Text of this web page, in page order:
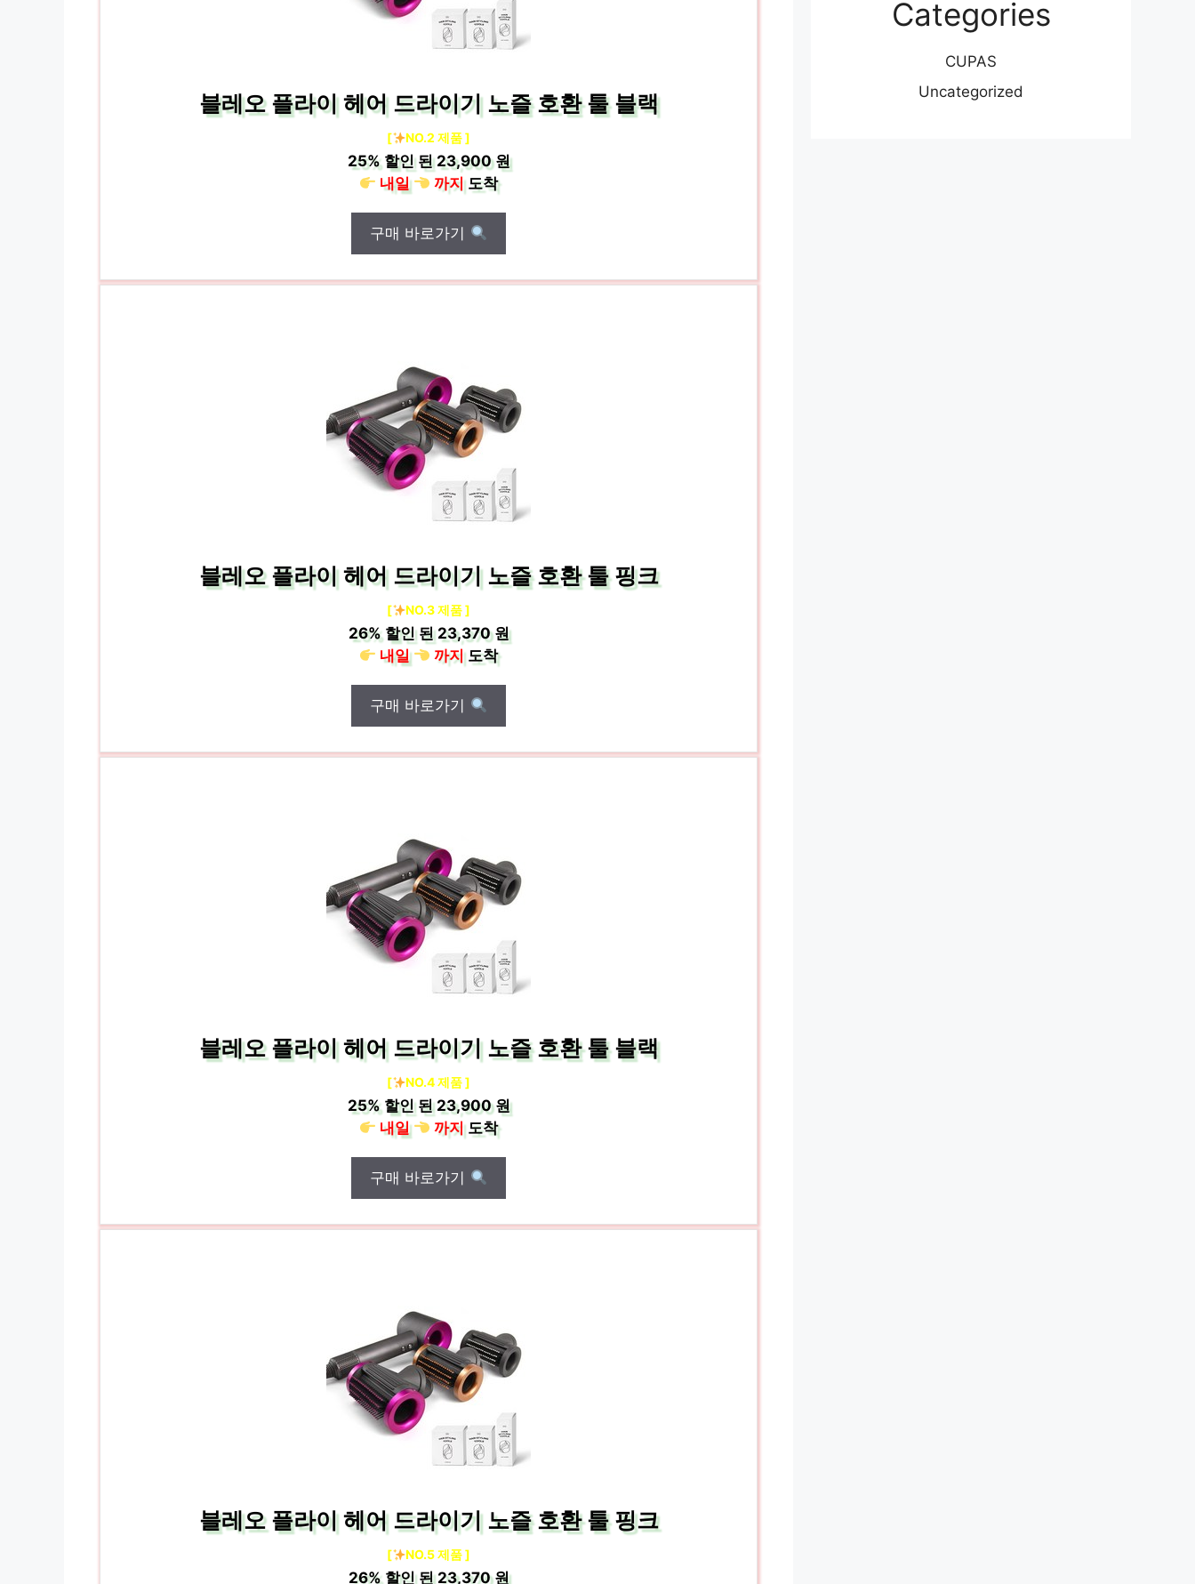
블레오 플라이 헤어 드라이기 노즐 호환 툴 블랙
[ NO.2 제품 ]
25%할인 된23,900 원
내일
까지도착
구매 바로가기
블레오 플라이 헤어 드라이기 노즐 호환 툴 핑크
[ NO.3 제품 ]
26%할인 된23,370 원
내일
까지도착
구매 바로가기
블레오 플라이 헤어 드라이기 노즐 호환 툴 블랙
[ NO.4 제품 ]
25%할인 된23,900 원
내일
까지도착
구매 바로가기
블레오 플라이 헤어 드라이기 노즐 호환 툴 핑크
[ NO.5 제품 ]
26%할인 된23,370 원
Categories
CUPAS
Uncategorized